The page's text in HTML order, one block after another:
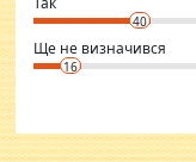
40
Ще не визначився
16